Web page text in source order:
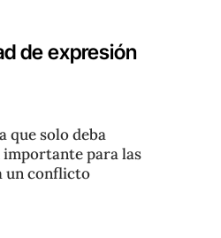
de expresión
que solo deba
para las
un conflicto